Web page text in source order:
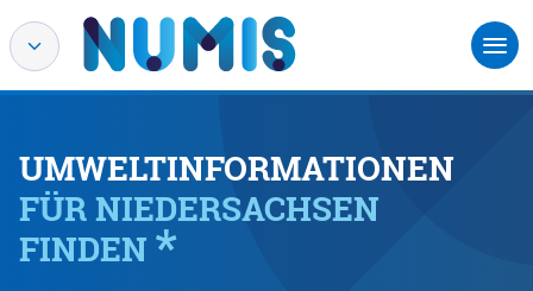
UMWELTINFORMATIONEN
FÜR NIEDERSACHSEN
FINDEN